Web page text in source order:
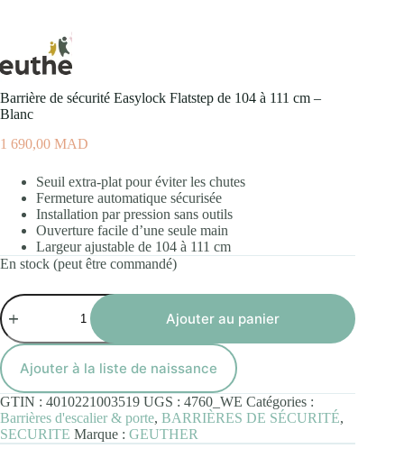
Barrière de sécurité Easylock Flatstep de 104 à 111 cm –
Blanc
1 690,00 MAD
Seuil extra-plat pour éviter les chutes
Fermeture automatique sécurisée
Installation par pression sans outils
Ouverture facile d’une seule main
Largeur ajustable de 104 à 111 cm
En stock (peut être commandé)
quantité
de
Barrière
de
sécurité
Easylock
Flatstep
de
104
à
Ajouter au panier
Ajouter à la liste de naissance
GTIN : 4010221003519 UGS : 4760_WE Catégories :
Barrières d'escalier & porte, BARRIÈRES DE SÉCURITÉ,
SECURITE Marque : GEUTHER